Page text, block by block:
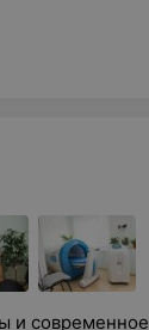
и современное